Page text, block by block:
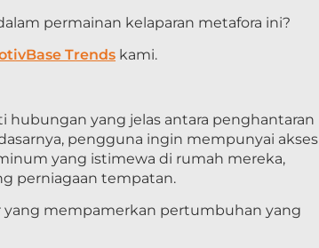
permainan kelaparan metafora ini?
Trends kami.
hubungan yang jelas antara penghantaran
pengguna ingin mempunyai akses
yang istimewa di rumah mereka,
perniagaan tempatan.
yang mempamerkan pertumbuhan yang